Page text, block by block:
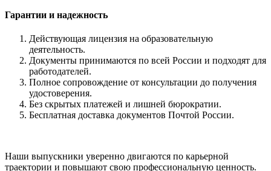
Гарантии и надежность
Действующая лицензия на образовательную
деятельность.
Документы принимаются по всей России и подходят для
работодателей.
Полное сопровождение от консультации до получения
удостоверения.
Без скрытых платежей и лишней бюрократии.
Бесплатная доставка документов Почтой России.
Наши выпускники уверенно двигаются по карьерной
траектории и повышают свою профессиональную ценность.